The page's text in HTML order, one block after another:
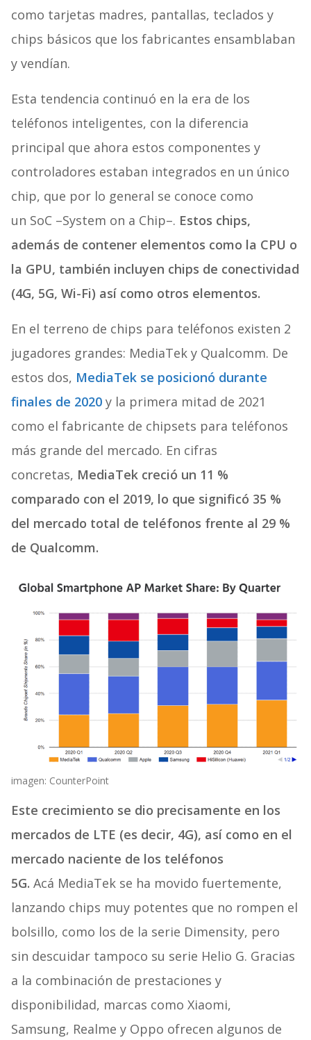
como tarjetas madres, pantallas, teclados y
chips básicos que los fabricantes ensamblaban
y vendían.
Esta tendencia continuó en la era de los
teléfonos inteligentes, con la diferencia
principal que ahora estos componentes y
controladores estaban integrados en un único
chip, que por lo general se conoce como
un SoC –System on a Chip–. Estos chips,
además de contener elementos como la CPU o
la GPU, también incluyen chips de conectividad
(4G, 5G, Wi-Fi) así como otros elementos.
En el terreno de chips para teléfonos existen 2
jugadores grandes: MediaTek y Qualcomm. De
estos dos, MediaTek se posicionó durante
finales de 2020y la primera mitad de 2021
como el fabricante de chipsets para teléfonos
más grande del mercado. En cifras
concretas, MediaTek creció un 11 %
comparado con el 2019, lo que significó 35 %
del mercado total de teléfonos frente al 29 %
de Qualcomm.
imagen: CounterPoint
Este crecimiento se dio precisamente en los
mercados de LTE (es decir, 4G), así como en el
mercado naciente de los teléfonos
5G. Acá MediaTek se ha movido fuertemente,
lanzando chips muy potentes que no rompen el
bolsillo, como los de la serie Dimensity, pero
sin descuidar tampoco su serie Helio G. Gracias
a la combinación de prestaciones y
disponibilidad, marcas como Xiaomi,
Samsung, Realme y Oppo ofrecen algunos de